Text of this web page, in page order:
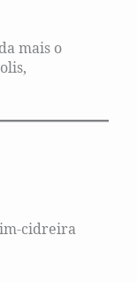
mais o
cidreira